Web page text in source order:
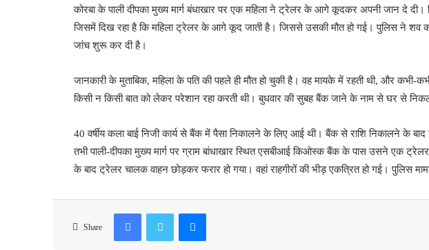
कोरबा के पाली दीपका मुख्य मार्ग बंधाखार पर एक महिला ने ट्रेलर के आगे कूदकर अपनी जान दे
जिसमें दिख रहा है कि महिला ट्रेलर के आगे कूद जाती है। जिससे उसकी मौत हो गई। पुलिस ने शव
जांच शुरू कर दी है।
जानकारी के मुताबिक, महिला के पति की पहले ही मौत हो चुकी है। वह मायके में रहती थी, और कभी-
किसी न किसी बात को लेकर परेशान रहा करती थी। बुधवार की सुबह बैंक जाने के नाम से घर से
40 वर्षीय कला बाई निजी कार्य से बैंक में पैसा निकालने के लिए आई थी। बैंक से राशि निकालने के
तभी पाली-दीपका मुख्य मार्ग पर ग्राम बांधाखार स्थित एसबीआई किओस्क बैंक के पास उसने एक
के बाद ट्रेलर चालक वाहन छोड़कर फरार हो गया। वहां राहगीरों की भीड़ एकत्रित हो गई। पुलिस
Share
FacebookTwitter Messenger